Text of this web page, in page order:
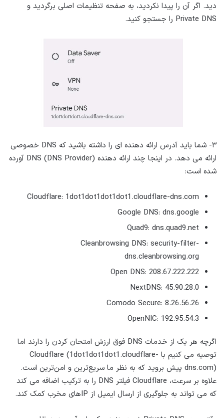
دید. اگر آن را پیدا نکردید، به صفحه تنظیمات اصلی برگردید و
Private DNS را جستجو کنید.
۳- شما باید آدرس ارائه دهنده ای را داشته باشید که DNS خصوصی
ارائه می دهد. در اینجا چند ارائه دهنده DNS (DNS Provider) آورده
شده است:
Cloudflare: 1dot1dot1dot1dot1.cloudflare-dns.com
Google DNS: dns.google
Quad9: dns.quad9.net
Cleanbrowsing DNS: security-filter-
dns.cleanbrowsing.org
Open DNS: 208.67.222.222
NextDNS: 45.90.28.0
Comodo Secure: 8.26.56.26
OpenNIC: 192.95.54.3
اگرچه هر یک از خدمات DNS فوق ارزش امتحان کردن را دارند اما
توصیه می کنیم با Cloudflare (1dot1dot1dot1.cloudflare-
dns.com) پیش بروید که به نظر ما سریع‌ترین و امن‌ترین است.
علاوه بر سرعت، Cloudflare فیلتر DNS را به ترکیب اضافه می کند
که می تواند به جلوگیری از ارسال ایمیل از IPهای مخرب کمک کند.